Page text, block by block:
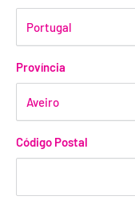
Província
Código Postal